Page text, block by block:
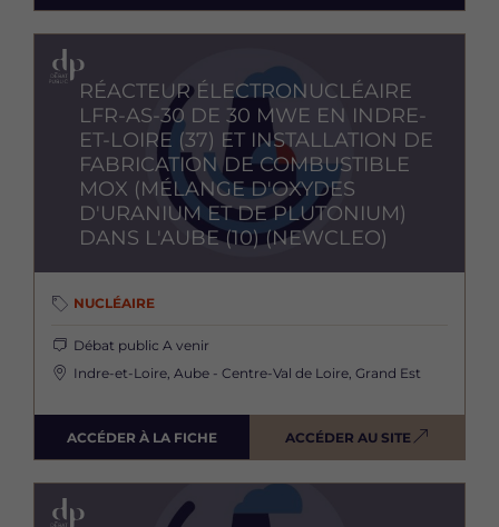
Image
RÉACTEUR ÉLECTRONUCLÉAIRE
LFR-AS-30 DE 30 MWE EN INDRE-
ET-LOIRE (37) ET INSTALLATION DE
FABRICATION DE COMBUSTIBLE
MOX (MÉLANGE D'OXYDES
D'URANIUM ET DE PLUTONIUM)
DANS L'AUBE (10) (NEWCLEO)
NUCLÉAIRE
Débat public A venir
Indre-et-Loire, Aube - Centre-Val de Loire, Grand Est
ACCÉDER À LA FICHE ACCÉDER AU SITE
Image